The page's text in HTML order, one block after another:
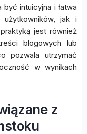
intuicyjna i łatwa
użytkowników, jak i
jest również
blogowych lub
pozwala utrzymać
w wynikach
z